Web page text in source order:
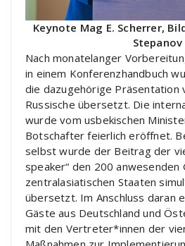
Keynote Mag E. Scherrer,
Stepanov
Nach monatelanger
in einem Konferenzhandbuch
die dazugehörige Präsentation
Russische übersetzt. Die
wurde vom usbekischen
Botschafter feierlich eröffnet.
selbst wurde der Beitrag der
speaker“ den 200 anwesenden
zentralasiatischen Staaten
übersetzt. Im Anschluss daran
Gäste aus Deutschland und
mit den Vertreter*innen der